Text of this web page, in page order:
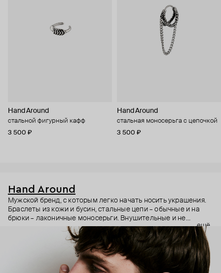
Hand Around
стальной фигурный кафф
3 500 ₽
Hand Around
стальная моносерьга с цепочкой
3 500 ₽
Hand Around
Мужской бренд, с которым легко начать носить украшения.
Браслеты из кожи и бусин, стальные цепи – обычные и на
брюки – лаконичные моносерьги. Внушительные и не
слишком броские украшения, которые впишутся в любойещё